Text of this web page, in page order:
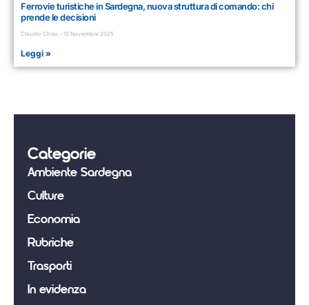
Ferrovie turistiche in Sardegna, nuova struttura di comando: chi
prende le decisioni
Claudio Chisu 13 Novembre 2025
Leggi »
Categorie
Ambiente Sardegna
Culture
Economia
Rubriche
Trasporti
In evidenza